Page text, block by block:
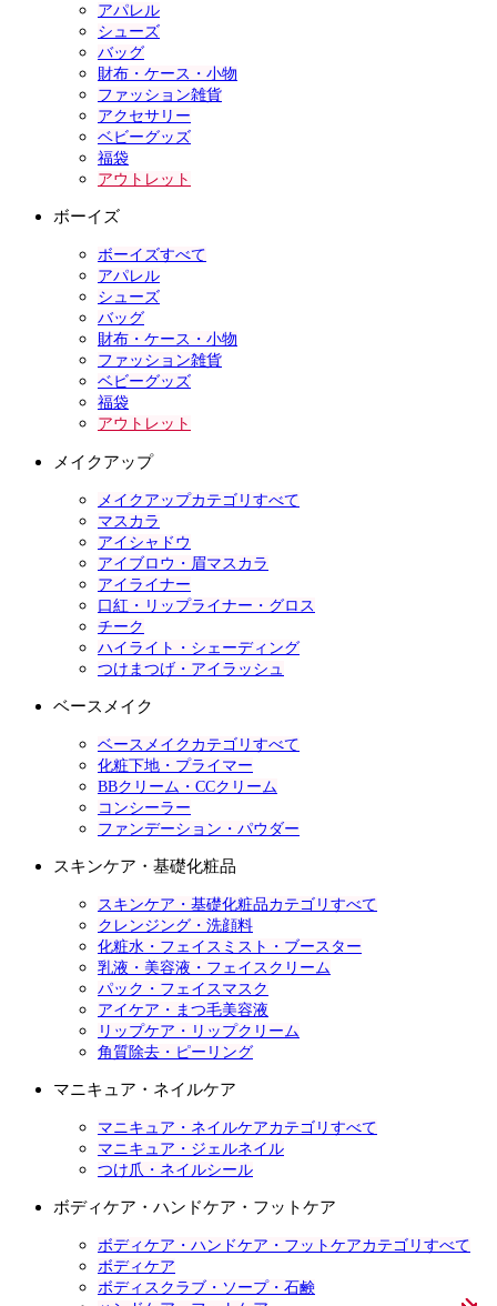
アパレル
シューズ
バッグ
財布・ケース・小物
ファッション雑貨
アクセサリー
ベビーグッズ
福袋
アウトレット
ボーイズ
ボーイズすべて
アパレル
シューズ
バッグ
財布・ケース・小物
ファッション雑貨
ベビーグッズ
福袋
アウトレット
メイクアップ
メイクアップカテゴリすべて
マスカラ
アイシャドウ
アイブロウ・眉マスカラ
アイライナー
口紅・リップライナー・グロス
チーク
ハイライト・シェーディング
つけまつげ・アイラッシュ
ベースメイク
ベースメイクカテゴリすべて
化粧下地・プライマー
BBクリーム・CCクリーム
コンシーラー
ファンデーション・パウダー
スキンケア・基礎化粧品
スキンケア・基礎化粧品カテゴリすべて
クレンジング・洗顔料
化粧水・フェイスミスト・ブースター
乳液・美容液・フェイスクリーム
パック・フェイスマスク
アイケア・まつ毛美容液
リップケア・リップクリーム
角質除去・ピーリング
マニキュア・ネイルケア
マニキュア・ネイルケアカテゴリすべて
マニキュア・ジェルネイル
つけ爪・ネイルシール
ボディケア・ハンドケア・フットケア
ボディケア・ハンドケア・フットケアカテゴリすべて
ボディケア
ボディスクラブ・ソープ・石鹸